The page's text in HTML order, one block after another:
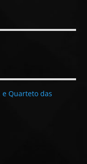
e Quarteto das